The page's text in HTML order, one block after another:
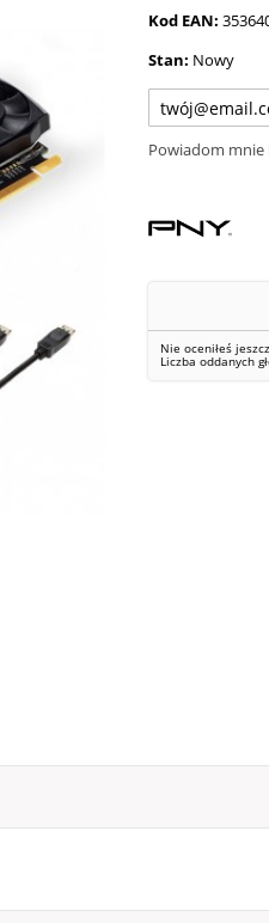
Kod EAN:
Stan: Nowy
Powiadom
Nie oceniłeś
Liczba oddanych